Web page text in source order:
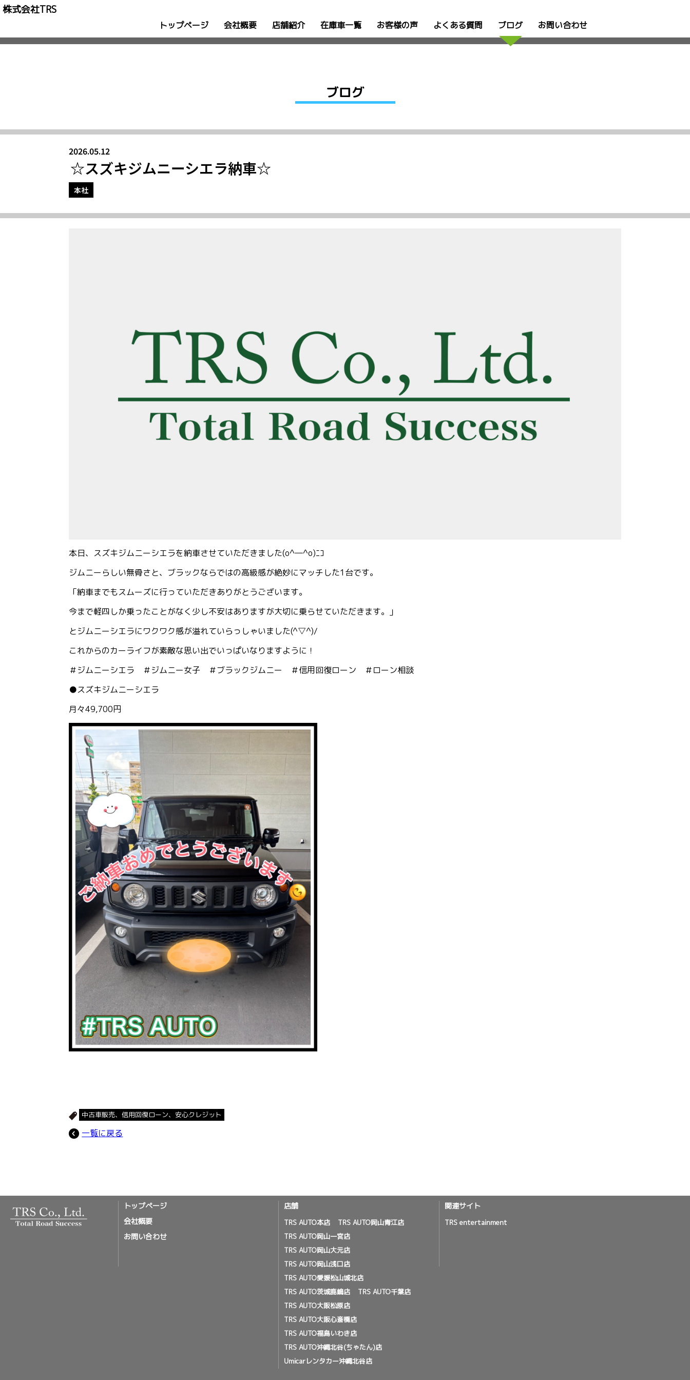
株式会社TRS
トップページ 会社概要 店舗紹介 在庫車一覧 お客様の声 よくある質問 ブログ お問い合わせ
ブログ
2026.05.12
☆スズキジムニーシエラ納車☆
本社
本日、スズキジムニーシエラを納車させていただきました(o^―^o)ﾆｺ
ジムニーらしい無骨さと、ブラックならではの高級感が絶妙にマッチした1台です。
「納車までもスムーズに行っていただきありがとうございます。
今まで軽四しか乗ったことがなく少し不安はありますが大切に乗らせていただきます。」
とジムニーシエラにワクワク感が溢れていらっしゃいました(^▽^)/
これからのカーライフが素敵な思い出でいっぱいなりますように！
＃ジムニーシエラ ＃ジムニー女子 ＃ブラックジムニー ＃信用回復ローン ＃ローン相談
●スズキジムニーシエラ
月々49,700円
中古車販売、信用回復ローン、安心クレジット
一覧に戻る
トップページ
会社概要
お問い合わせ
店舗
TRS AUTO本店
TRS AUTO岡山青江店
TRS AUTO岡山一宮店
TRS AUTO岡山大元店
TRS AUTO岡山浅口店
TRS AUTO愛媛松山城北店
TRS AUTO茨城鹿嶋店
TRS AUTO千葉店
TRS AUTO大阪松原店
TRS AUTO大阪心斎橋店
TRS AUTO福島いわき店
TRS AUTO沖縄北谷(ちゃたん)店
Umicarレンタカー沖縄北谷店
関連サイト
TRS entertainment